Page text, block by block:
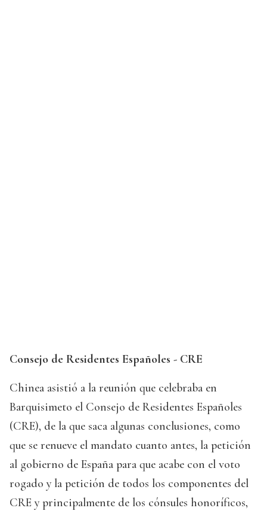
Consejo de Residentes Españoles - CRE
Chinea asistió a la reunión que celebraba en
Barquisimeto el Consejo de Residentes Españoles
(CRE), de la que saca algunas conclusiones, como
que se renueve el mandato cuanto antes, la petición
al gobierno de España para que acabe con el voto
rogado y la petición de todos los componentes del
CRE y principalmente de los cónsules honoríficos,